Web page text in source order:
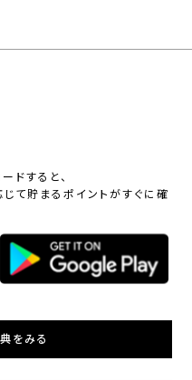
ドすると、
て貯まるポイントがすぐに確
をみる